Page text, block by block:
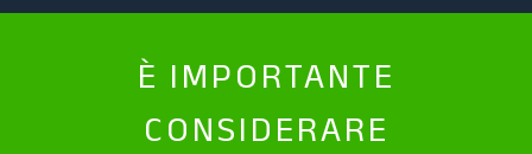
È IMPORTANTE
CONSIDERARE